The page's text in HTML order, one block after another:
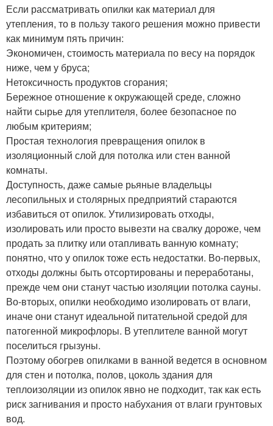
Если рассматривать опилки как материал для
утепления, то в пользу такого решения можно привести
как минимум пять причин:
Экономичен, стоимость материала по весу на порядок
ниже, чем у бруса;
Нетоксичность продуктов сгорания;
Бережное отношение к окружающей среде, сложно
найти сырье для утеплителя, более безопасное по
любым критериям;
Простая технология превращения опилок в
изоляционный слой для потолка или стен ванной
комнаты.
Доступность, даже самые рьяные владельцы
лесопильных и столярных предприятий стараются
избавиться от опилок. Утилизировать отходы,
изолировать или просто вывезти на свалку дороже, чем
продать за плитку или отапливать ванную комнату;
понятно, что у опилок тоже есть недостатки. Во-первых,
отходы должны быть отсортированы и переработаны,
прежде чем они станут частью изоляции потолка сауны.
Во-вторых, опилки необходимо изолировать от влаги,
иначе они станут идеальной питательной средой для
патогенной микрофлоры. В утеплителе ванной могут
поселиться грызуны.
Поэтому обогрев опилками в ванной ведется в основном
для стен и потолка, полов, цоколь здания для
теплоизоляции из опилок явно не подходит, так как есть
риск загнивания и просто набухания от влаги грунтовых
вод.